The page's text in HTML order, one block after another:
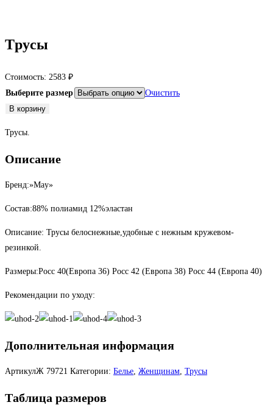
Трусы
Стоимость: 2583 ₽
Выберите размер
Очистить
Количество
Трусы
В корзину
Трусы.
Описание
Бренд:»May»
Состав:88% полиамид 12%эластан
Описание: Трусы белоснежные,удобные с нежным кружевом-
резинкой.
Размеры:Росс 40(Европа 36) Росс 42 (Европа 38) Росс 44 (Европа 40)
Рекомендации по уходу:
Дополнительная информация
АртикулЖ 79721 Категории: Белье, Женщинам, Трусы
Таблица размеров